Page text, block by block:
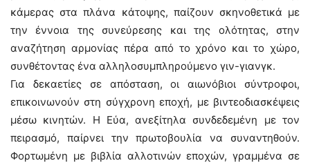
κάμερας στα πλάνα κάτοψης, παίζουν σκηνοθετικά με
την έννοια της συνεύρεσης και της ολότητας, στην
αναζήτηση αρμονίας πέρα από το χρόνο και το χώρο,
συνθέτοντας ένα αλληλοσυμπληρούμενο γιν-γιανγκ.
Για δεκαετίες σε απόσταση, οι αιωνόβιοι σύντροφοι,
επικοινωνούν στη σύγχρονη εποχή, με βιντεοδιασκέψεις
μέσω κινητών. Η Εύα, ανεξίτηλα συνδεδεμένη με τον
πειρασμό, παίρνει την πρωτοβουλία να συναντηθούν.
Φορτωμένη με βιβλία αλλοτινών εποχών, γραμμένα σε